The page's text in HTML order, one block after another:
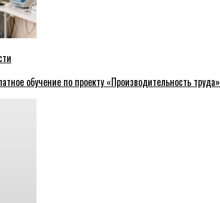
обучение по проекту «Производительность труда»